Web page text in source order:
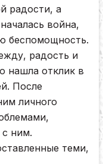
радости, а
война,
беспомощность.
радость и
нашла отклик в
После
личного
с ним.
теми,